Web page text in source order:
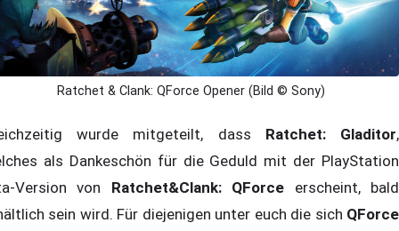
Ratchet & Clank: QForce Opener (Bild © Sony)
wurde mitgeteilt, dass Ratchet: Gladitor,
als Dankeschön für die Geduld mit der PlayStation
Version von Ratchet&Clank: QForce erscheint, bald
sein wird. Für diejenigen unter euch die sich QForce